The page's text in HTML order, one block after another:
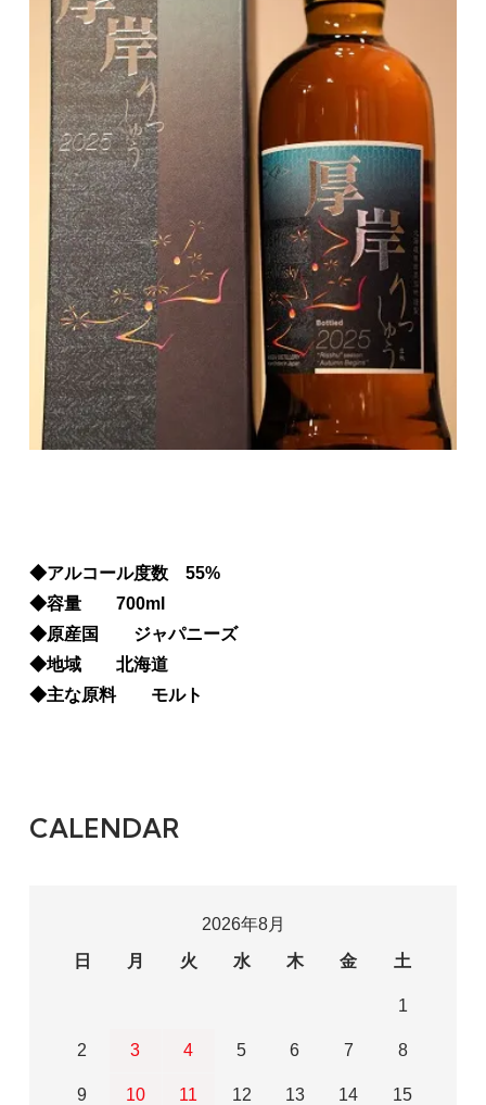
◆アルコール度数 55%
◆容量 700ml
◆原産国 ジャパニーズ
◆地域 北海道
◆主な原料 モルト
CALENDAR
2026年8月
日
月 火 水 木 金 土
1
2 3 4 5 6 7 8
9 10 11 12 13 14 15